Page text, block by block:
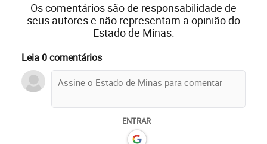
Os comentários são de responsabilidade de
seus autores e não representam a opinião do
Estado de Minas.
Leia 0 comentários
ENTRAR